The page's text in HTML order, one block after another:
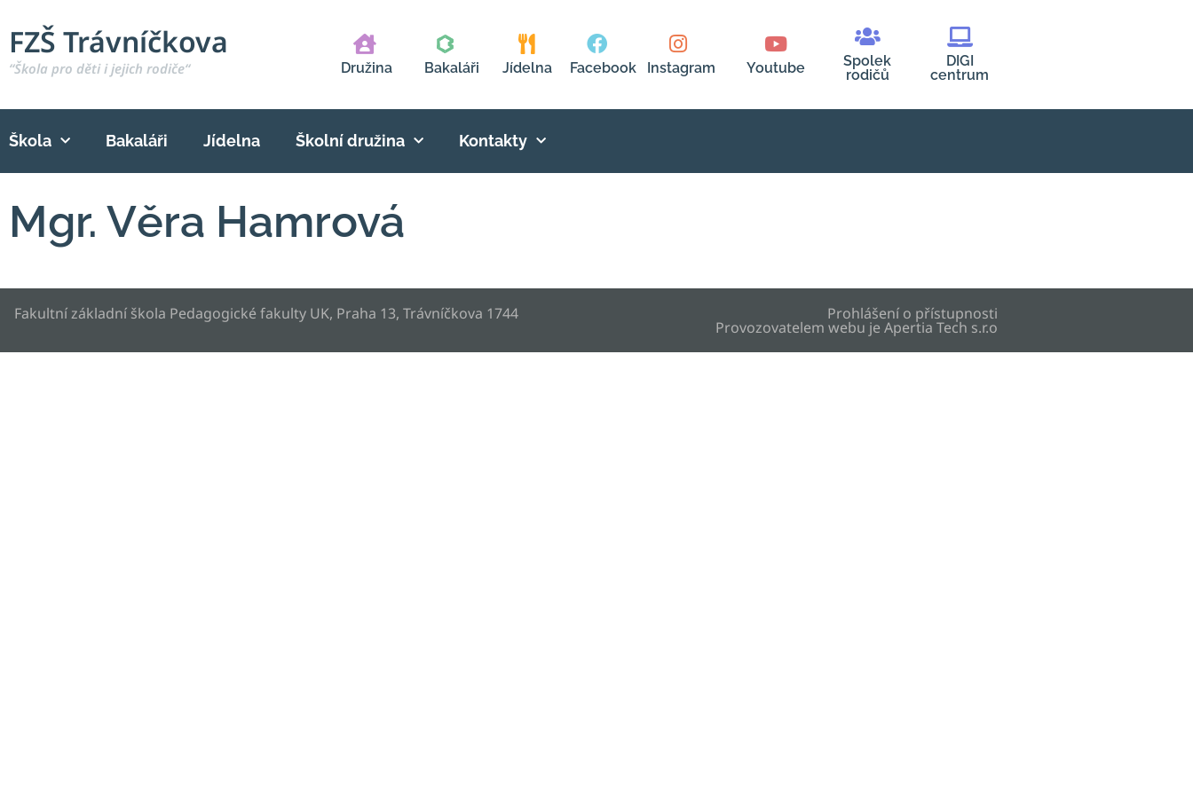
FZŠ Trávníčkova
“Škola pro děti i jejich rodiče“ Družina Bakaláři Jídelna Facebook Instagram Youtube
Spolek
rodičů
DIGI
centrum
Škola Bakaláři Jídelna Školní družina Kontakty
Mgr. Věra Hamrová
Fakultní základní škola Pedagogické fakulty UK, Praha 13, Trávníčkova 1744 Prohlášení o přístupnosti
Provozovatelem webu jeApertia Tech s.r.o